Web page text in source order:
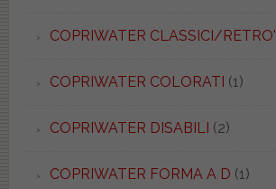
COPRIWATER CLASSICI/RETRO'
COPRIWATER COLORATI (1)
COPRIWATER DISABILI (2)
COPRIWATER FORMA A D (1)